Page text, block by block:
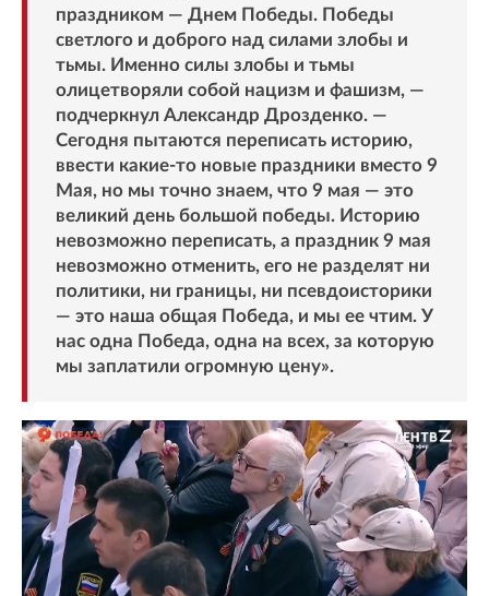
праздником — Днем Победы. Победы
светлого и доброго над силами злобы и
тьмы. Именно силы злобы и тьмы
олицетворяли собой нацизм и фашизм, —
подчеркнул Александр Дрозденко. —
Сегодня пытаются переписать историю,
ввести какие-то новые праздники вместо 9
Мая, но мы точно знаем, что 9 мая — это
великий день большой победы. Историю
невозможно переписать, а праздник 9 мая
невозможно отменить, его не разделят ни
политики, ни границы, ни псевдоисторики
— это наша общая Победа, и мы ее чтим. У
нас одна Победа, одна на всех, за которую
мы заплатили огромную цену».